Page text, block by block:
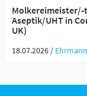
Aseptik/UHT in
UK)
18.07.2026 /